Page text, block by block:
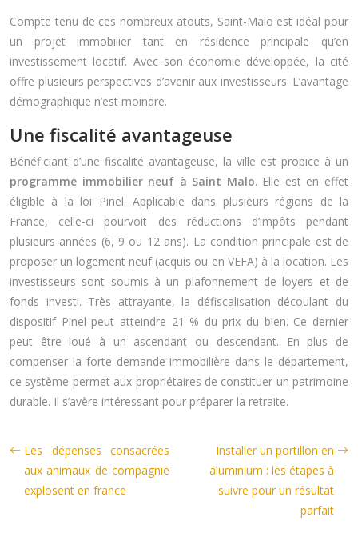
Compte tenu de ces nombreux atouts, Saint-Malo est idéal pour
un projet immobilier tant en résidence principale qu’en
investissement locatif. Avec son économie développée, la cité
offre plusieurs perspectives d’avenir aux investisseurs. L’avantage
démographique n’est moindre.
Une fiscalité avantageuse
Bénéficiant d’une fiscalité avantageuse, la ville est propice à un
programme immobilier neuf à Saint Malo. Elle est en effet
éligible à la loi Pinel. Applicable dans plusieurs régions de la
France, celle-ci pourvoit des réductions d’impôts pendant
plusieurs années (6, 9 ou 12 ans). La condition principale est de
proposer un logement neuf (acquis ou en VEFA) à la location. Les
investisseurs sont soumis à un plafonnement de loyers et de
fonds investi. Très attrayante, la défiscalisation découlant du
dispositif Pinel peut atteindre 21 % du prix du bien. Ce dernier
peut être loué à un ascendant ou descendant. En plus de
compenser la forte demande immobilière dans le département,
ce système permet aux propriétaires de constituer un patrimoine
durable. Il s’avère intéressant pour préparer la retraite.
Les dépenses consacrées
aux animaux de compagnie
explosent en france
Installer un portillon en
aluminium : les étapes à
suivre pour un résultat
parfait